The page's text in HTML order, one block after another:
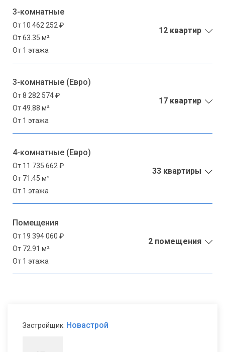
3-комнатные
От 10 462 252 ₽
От 63.35 м²
От 1 этажа
12 квартир
3-комнатные (Евро)
От 8 282 574 ₽
От 49.88 м²
От 1 этажа
17 квартир
4-комнатные (Евро)
От 11 735 662 ₽
От 71.45 м²
От 1 этажа
33 квартиры
Помещения
От 19 394 060 ₽
От 72.91 м²
От 1 этажа
2 помещения
Застройщик: Новастрой